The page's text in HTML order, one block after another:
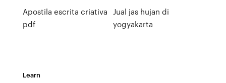
Apostila escrita criativa
pdf
Jual jas hujan di
yogyakarta
Learn